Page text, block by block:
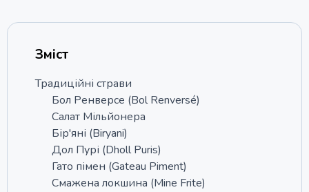
Зміст
Традиційні страви
Бол Ренверсе (Bol Renversé)
Салат Мільйонера
Бір'яні (Biryani)
Дол Пурі (Dholl Puris)
Гато пімен (Gateau Piment)
Смажена локшина (Mine Frite)